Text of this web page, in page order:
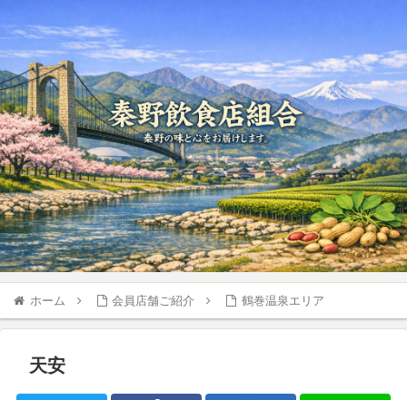
ホーム 会員店舗ご紹介 鶴巻温泉エリア
天安